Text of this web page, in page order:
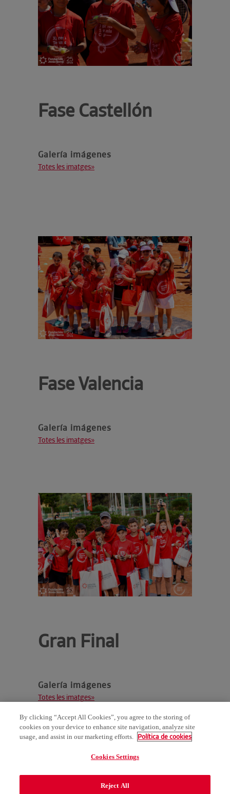
Fase Castellón
Galería imágenes
Totes les imatges»
Fase Valencia
Galería imágenes
Totes les imatges»
Gran Final
Galería imágenes
Totes les imatges»
GALERÍA COMUNIDAD VALENCIANA 2021
By clicking “Accept All Cookies”, you agree to the storing of
cookies on your device to enhance site navigation, analyze site
usage, and assist in our marketing efforts. Política de cookies
Cookies Settings
Reject All